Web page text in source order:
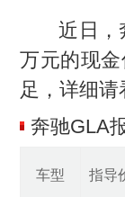
近日，
万元的现
足，详细请
奔驰GLA
车型 指导